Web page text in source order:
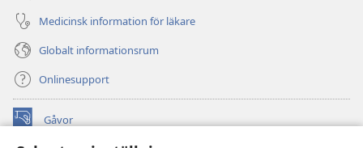
Medicinsk information för läkare
Globalt informationsrum
Onlinesupport
Gåvor
(öppnar